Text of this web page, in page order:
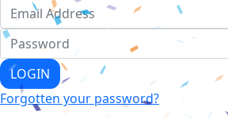
LOGIN
Forgotten your password?